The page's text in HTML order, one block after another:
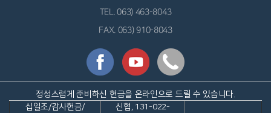
TEL. 063) 463-8043
FAX. 063) 910-8043
정성스럽게 준비하신 헌금을 온라인으로 드릴 수 있습니다.
십일조/감사헌금/
신협, 131-022-